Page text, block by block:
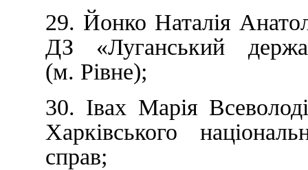
29. Йонко Наталія
ДЗ «Луганський
(м. Рівне);
30. Івах Марія
Харківського
справ;